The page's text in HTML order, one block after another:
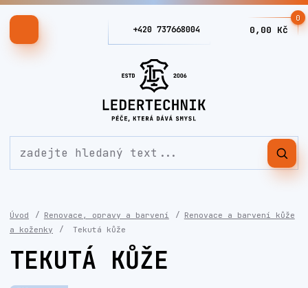
+420 737668004
0
0,00 Kč
Úvod Renovace, opravy a barvení
Renovace a barvení kůže
a koženky
Tekutá kůže
TEKUTÁ KŮŽE